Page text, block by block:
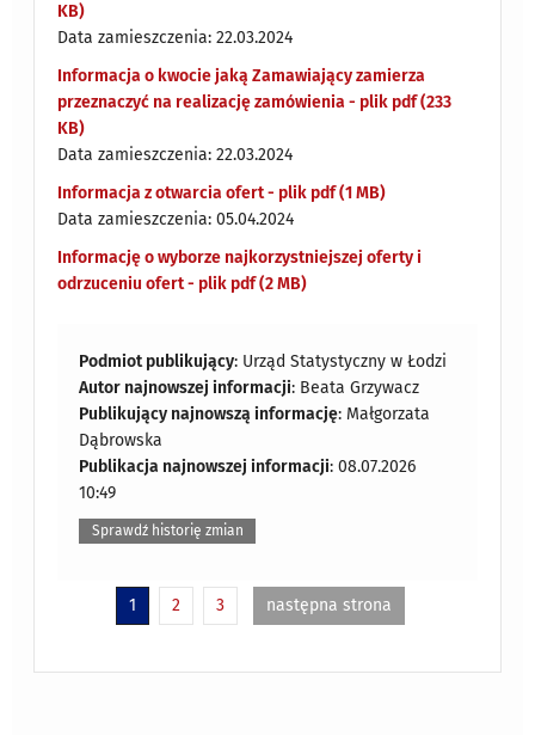
KB)
Data zamieszczenia: 22.03.2024
Informacja o kwocie jaką Zamawiający zamierza
przeznaczyć na realizację zamówienia - plik pdf (233
KB)
Data zamieszczenia: 22.03.2024
Informacja z otwarcia ofert - plik pdf (1 MB)
Data zamieszczenia: 05.04.2024
Informację o wyborze najkorzystniejszej oferty i
odrzuceniu ofert - plik pdf (2 MB)
Podmiot publikujący: Urząd Statystyczny w Łodzi
Autor najnowszej informacji: Beata Grzywacz
Publikujący najnowszą informację: Małgorzata
Dąbrowska
Publikacja najnowszej informacji: 08.07.2026
10:49
Sprawdź historię zmian
1 2 3 następna strona